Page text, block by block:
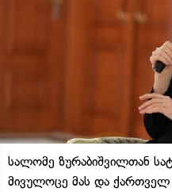
სალომე ზურაბიშვილთან
მივულოცე მას და